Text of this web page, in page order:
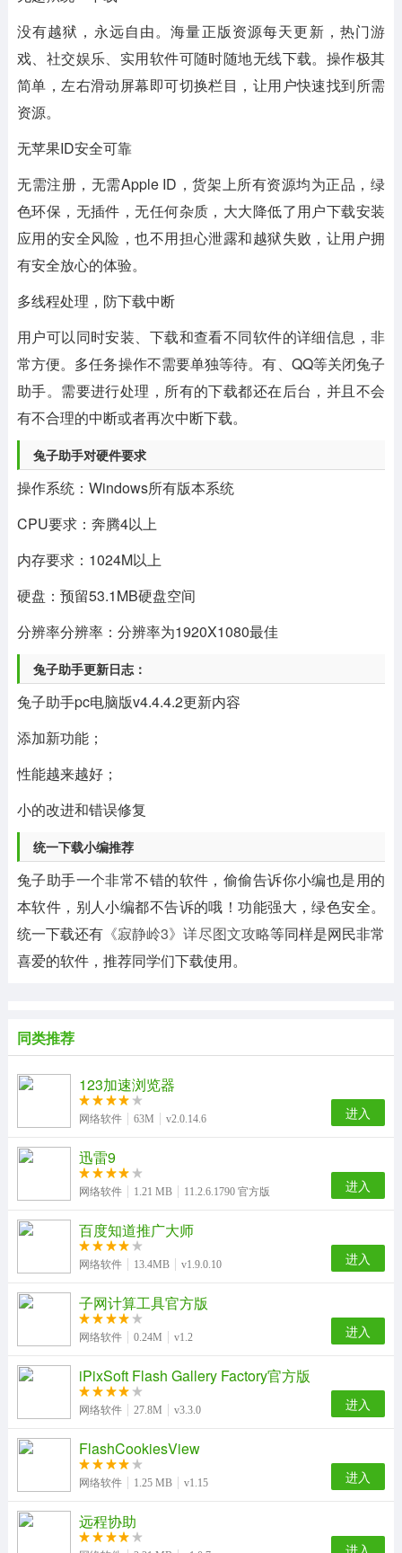
没有越狱，永远自由。海量正版资源每天更新，热门游
戏、社交娱乐、实用软件可随时随地无线下载。操作极其
简单，左右滑动屏幕即可切换栏目，让用户快速找到所需
资源。
无苹果ID安全可靠
无需注册，无需Apple ID，货架上所有资源均为正品，绿
色环保，无插件，无任何杂质，大大降低了用户下载安装
应用的安全风险，也不用担心泄露和越狱失败，让用户拥
有安全放心的体验。
多线程处理，防下载中断
用户可以同时安装、下载和查看不同软件的详细信息，非
常方便。多任务操作不需要单独等待。有、QQ等关闭兔子
助手。需要进行处理，所有的下载都还在后台，并且不会
有不合理的中断或者再次中断下载。
兔子助手对硬件要求
操作系统：Windows所有版本系统
CPU要求：奔腾4以上
内存要求：1024M以上
硬盘：预留53.1MB硬盘空间
分辨率分辨率：分辨率为1920X1080最佳
兔子助手更新日志：
兔子助手pc电脑版v4.4.4.2更新内容
添加新功能；
性能越来越好；
小的改进和错误修复
统一下载小编推荐
兔子助手一个非常不错的软件，偷偷告诉你小编也是用的
本软件，别人小编都不告诉的哦！功能强大，绿色安全。
统一下载还有 《寂静岭3》详尽图文攻略等同样是网民非常
喜爱的软件，推荐同学们下载使用。
同类推荐
123加速浏览器
网络软件 63M v2.0.14.6 进入
迅雷9
网络软件 1.21 MB 11.2.6.1790 官方版 进入
百度知道推广大师
网络软件 13.4MB v1.9.0.10 进入
子网计算工具官方版
网络软件 0.24M v1.2 进入
iPixSoft Flash Gallery Factory官方版
网络软件 27.8M v3.3.0 进入
FlashCookiesView
网络软件 1.25 MB v1.15 进入
远程协助
进入